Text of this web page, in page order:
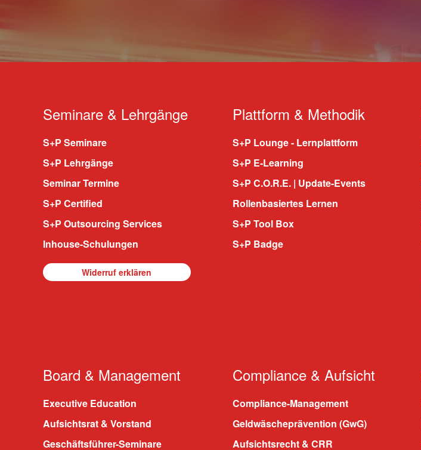
Seminare & Lehrgänge
S+P Seminare
S+P Lehrgänge
Seminar Termine
S+P Certified
S+P Outsourcing Services
Inhouse-Schulungen
Widerruf erklären
Plattform & Methodik
S+P Lounge - Lernplattform
S+P E-Learning
S+P C.O.R.E. | Update-Events
Rollenbasiertes Lernen
S+P Tool Box
S+P Badge
Board & Management
Executive Education
Aufsichtsrat & Vorstand
Geschäftsführer-Seminare
Compliance & Aufsicht
Compliance-Management
Geldwäscheprävention (GwG)
Aufsichtsrecht & CRR